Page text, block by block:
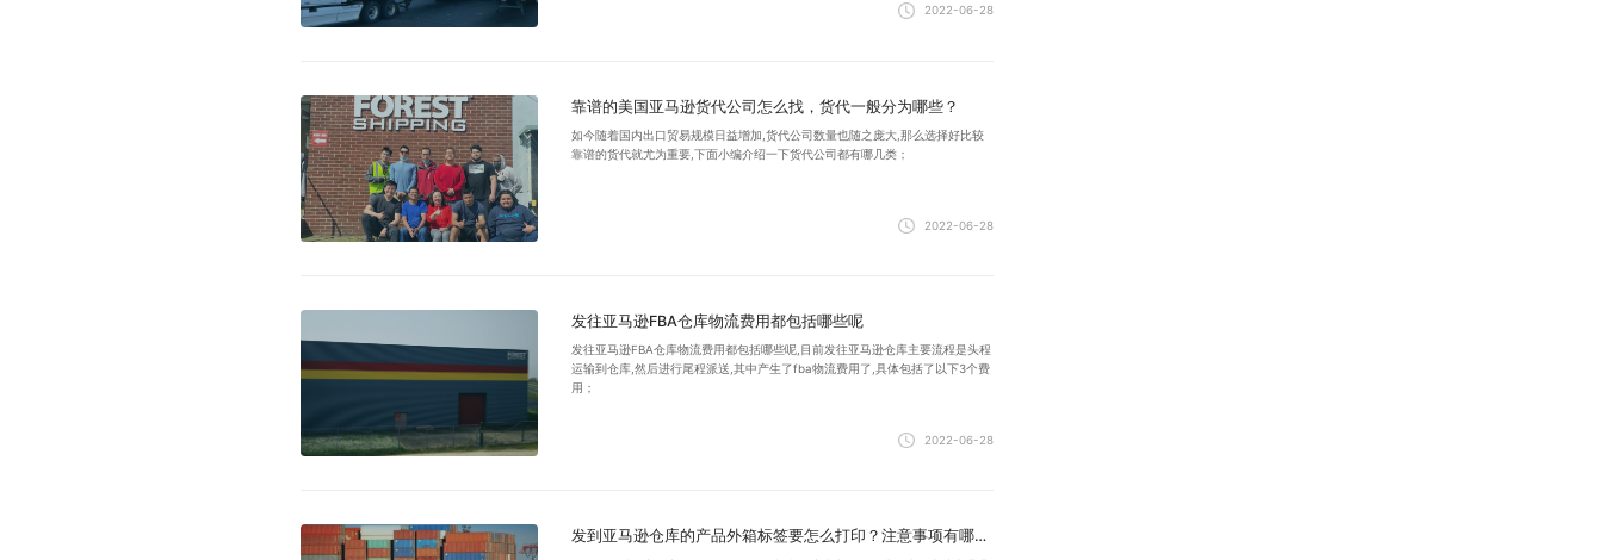
2022-06-28
靠谱的美国亚马逊货代公司怎么找，货代一般分为哪些？
如今随着国内出口贸易规模日益增加,货代公司数量也随之庞大,那么选择好比较
靠谱的货代就尤为重要,下面小编介绍一下货代公司都有哪几类；
2022-06-28
发往亚马逊FBA仓库物流费用都包括哪些呢
发往亚马逊FBA仓库物流费用都包括哪些呢,目前发往亚马逊仓库主要流程是头程
运输到仓库,然后进行尾程派送,其中产生了fba物流费用了,具体包括了以下3个费
用；
2022-06-28
发到亚马逊仓库的产品外箱标签要怎么打印？注意事项有哪些？